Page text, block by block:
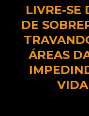
LIVRE-SE
DE
ÁREAS